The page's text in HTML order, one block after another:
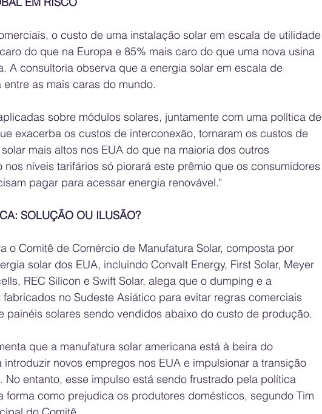
o custo de uma instalação solar em escala de utilidade
do que na Europa e 85% mais caro do que uma nova usina
A consultoria observa que a energia solar em escala de
as mais caras do mundo.
sobre módulos solares, juntamente com uma política de
exacerba os custos de interconexão, tornaram os custos de
mais altos nos EUA do que na maioria dos outros
nos níveis tarifários só piorará este prêmio que os consumidores
pagar para acessar energia renovável."
SOLUÇÃO OU ILUSÃO?
o Comitê de Comércio de Manufatura Solar, composta por
solar dos EUA, incluindo Convalt Energy, First Solar, Meyer
REC Silicon e Swift Solar, alega que o dumping e a
no Sudeste Asiático para evitar regras comerciais
painéis solares sendo vendidos abaixo do custo de produção.
que a manufatura solar americana está à beira do
novos empregos nos EUA e impulsionar a transição
entanto, esse impulso está sendo frustrado pela política
forma como prejudica os produtores domésticos, segundo Tim